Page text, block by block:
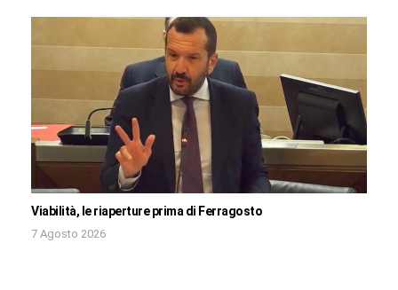
Viabilità, le riaperture prima di Ferragosto
7 Agosto 2026